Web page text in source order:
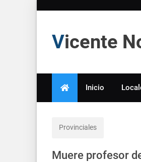
Vicente
Inicio
Provinciales
Muere profesor